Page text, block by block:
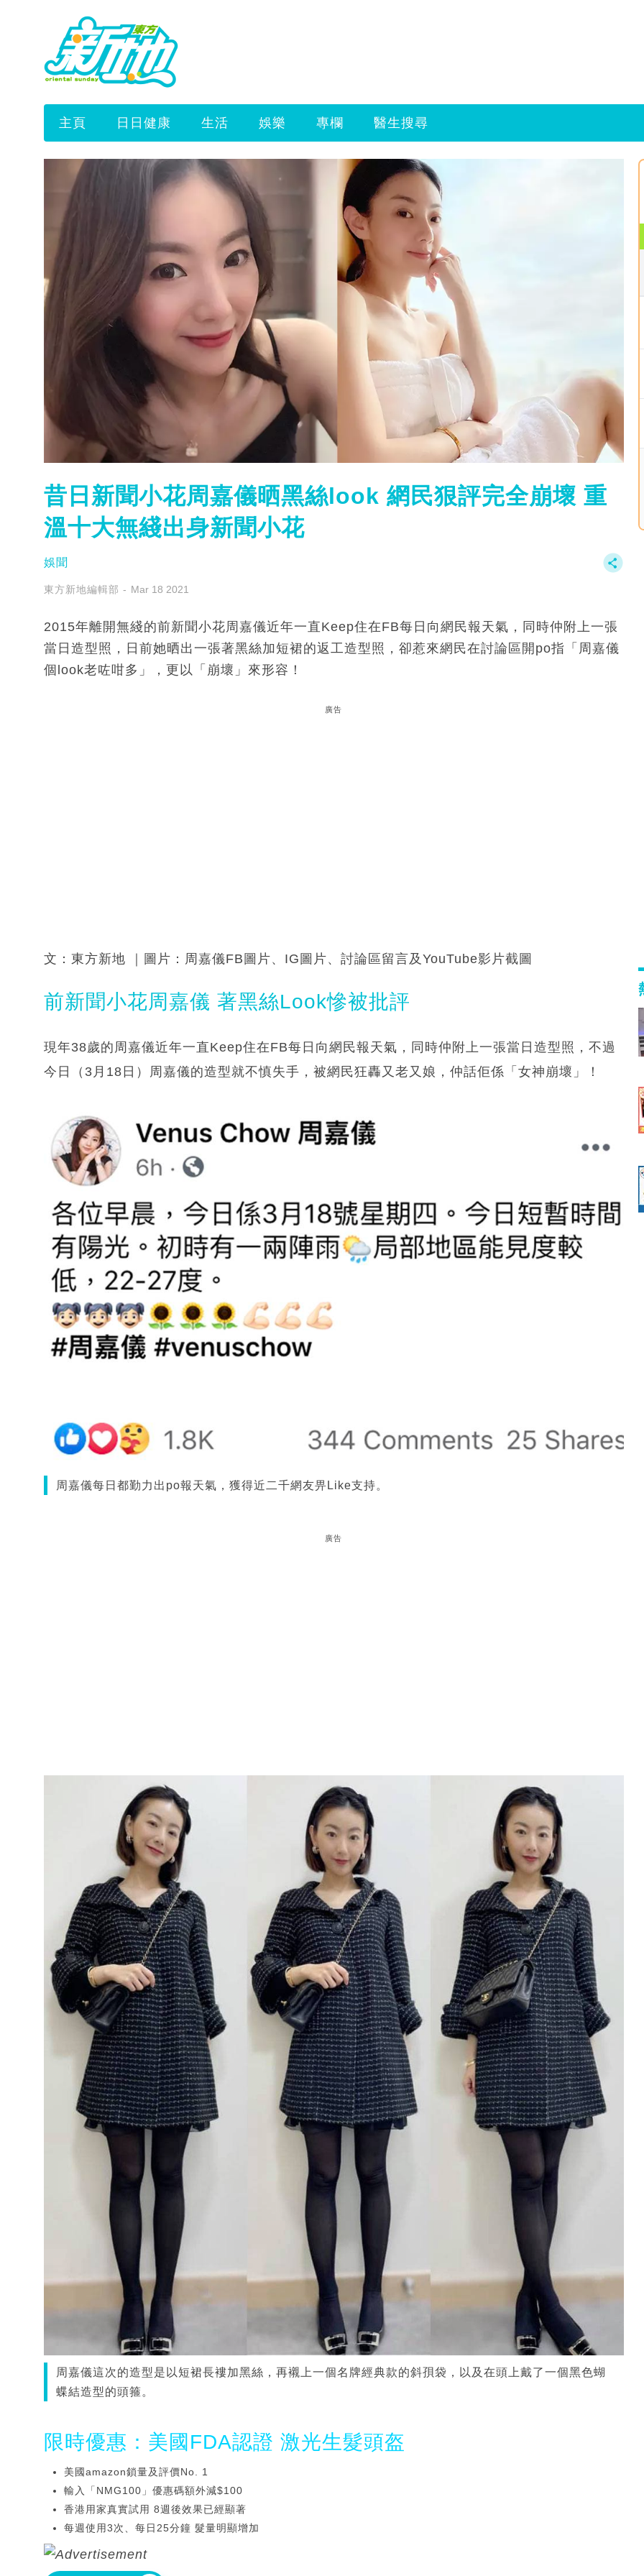
主頁 日日健康 生活 娛樂 專欄 醫生搜尋
昔日新聞小花周嘉儀晒黑絲look 網民狠評完全崩壞 重
溫十大無綫出身新聞小花
娛聞
東方新地編輯部 Mar 18 2021
2015年離開無綫的前新聞小花周嘉儀近年一直Keep住在FB每日向網民報天氣，同時仲附上一張
當日造型照，日前她晒出一張著黑絲加短裙的返工造型照，卻惹來網民在討論區開po指「周嘉儀
個look老咗咁多」，更以「崩壞」來形容！
廣告
文：東方新地 ｜圖片：周嘉儀FB圖片、IG圖片、討論區留言及YouTube影片截圖
前新聞小花周嘉儀 著黑絲Look慘被批評
現年38歲的周嘉儀近年一直Keep住在FB每日向網民報天氣，同時仲附上一張當日造型照，不過
今日（3月18日）周嘉儀的造型就不慎失手，被網民狂轟又老又娘，仲話佢係「女神崩壞」！
周嘉儀每日都勤力出po報天氣，獲得近二千網友畀Like支持。
廣告
周嘉儀這次的造型是以短裙長褸加黑絲，再襯上一個名牌經典款的斜孭袋，以及在頭上戴了一個黑色蝴
蝶結造型的頭箍。
限時優惠：美國FDA認證 激光生髮頭盔
美國amazon鎖量及評價No. 1
輸入「NMG100」優惠碼額外減$100
香港用家真實試用 8週後效果已經顯著
每週使用3次、每日25分鐘 髮量明顯增加